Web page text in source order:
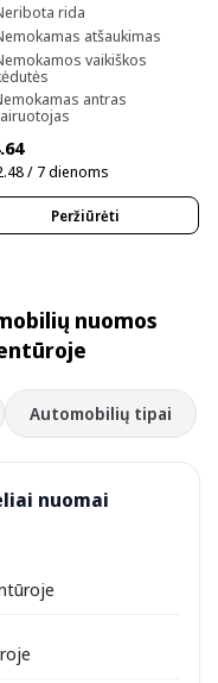
rida
atšaukimas
vaikiškos
antras
/ 7 dienoms
Peržiūrėti
nuomos
Automobilių tipai
nuomai